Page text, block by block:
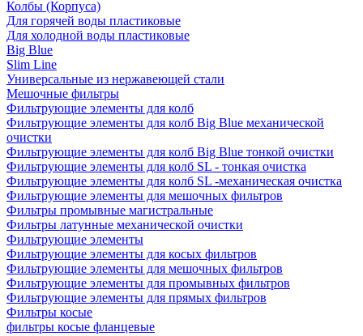
Колбы (Корпуса)
Для горячей воды пластиковые
Для холодной воды пластиковые
Big Blue
Slim Line
Универсальные из нержавеющей стали
Мешочные фильтры
Фильтрующие элементы для колб
Фильтрующие элементы для колб Big Blue механической
очистки
Фильтрующие элементы для колб Big Blue тонкой очистки
Фильтрующие элементы для колб SL - тонкая очистка
Фильтрующие элементы для колб SL -механическая очистка
Фильтрующие элементы для мешочных фильтров
Фильтры промывные магистральные
Фильтры латунные механической очистки
Фильтрующие элементы
Фильтрующие элементы для косых фильтров
Фильтрующие элементы для мешочных фильтров
Фильтрующие элементы для промывных фильтров
Фильтрующие элементы для прямых фильтров
Фильтры косые
фильтры косые фланцевые